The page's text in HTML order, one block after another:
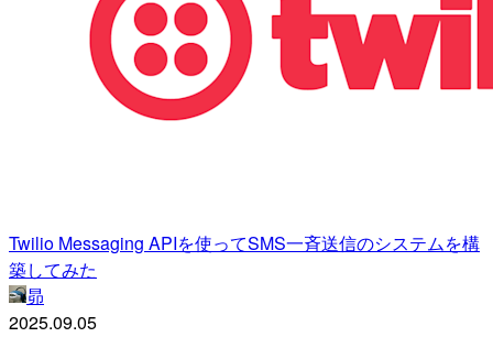
Twilio Messaging APIを使ってSMS一斉送信のシステムを構
築してみた
昴
2025.09.05